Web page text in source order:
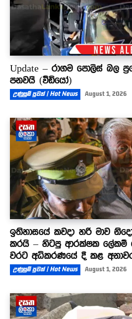
Update – රාගම පොලිස් බල
පනවයි (වීඩියෝ)
උණුසුම් පුවත් | Hot News August 1, 2026
ඉතිහාසයේ කවදා හරි මාව
කරයි – හිටපු ආරක්ෂක ලේකම්
වරට අධිකරණයේ දී කළ
උණුසුම් පුවත් | Hot News August 1, 2026